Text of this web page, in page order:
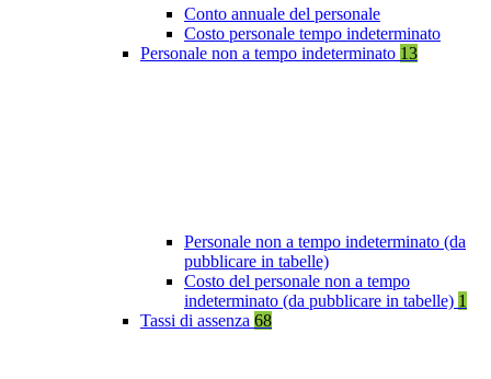
Conto annuale del personale
Costo personale tempo indeterminato
Personale non a tempo indeterminato 13
Personale non a tempo indeterminato (da
pubblicare in tabelle)
Costo del personale non a tempo
indeterminato (da pubblicare in tabelle) 1
Tassi di assenza 68